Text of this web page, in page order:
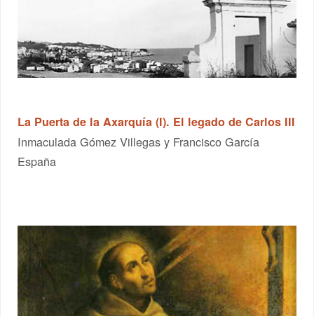
La Puerta de la Axarquía (I). El legado de Carlos III
Inmaculada Gómez Villegas y Francisco García
España